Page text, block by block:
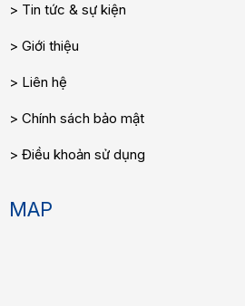
Tin tức & sự kiện
Giới thiệu
Liên hệ
Chính sách bảo mật
Điều khoản sử dụng
MAP